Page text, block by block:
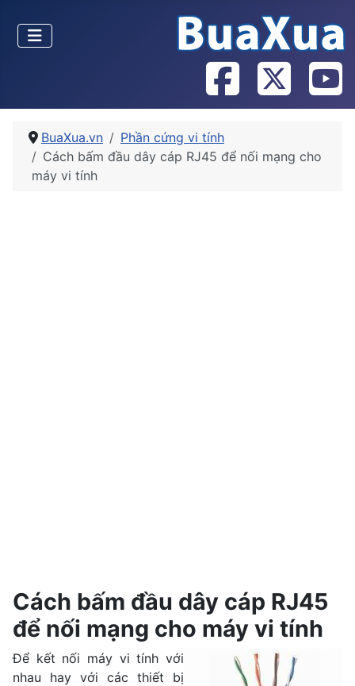
BuaXua.vn
Phần cứng vi tính
Cách bấm đầu dây cáp RJ45 để nối mạng cho
máy vi tính
Cách bấm đầu dây cáp RJ45
để nối mạng cho máy vi tính
Để kết nối máy vi tính với
nhau hay với các thiết bị